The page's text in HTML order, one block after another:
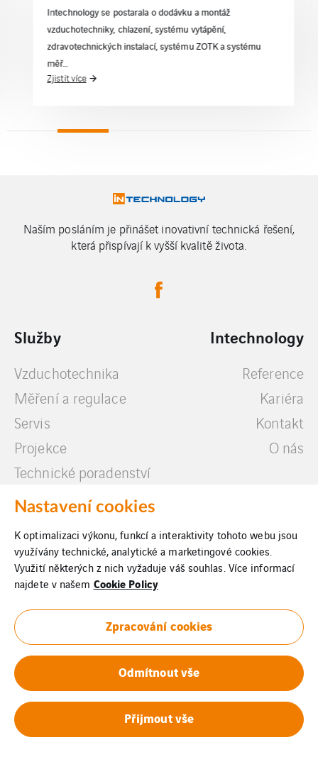
Intechnology se postarala o dodávku a montáž
vzduchotechniky, chlazení, systému vytápění,
zdravotechnických instalací, systému ZOTK a systému
měř…
Zjistit více
Naším posláním je přinášet inovativní technická řešení,
která přispívají k vyšší kvalitě života.
Služby
Vzduchotechnika
Měření a regulace
Servis
Projekce
Technické poradenství
Další služby
Intechnology
Reference
Kariéra
Kontakt
O nás
Právní informace
Cookies
Whistleblowing
Oznámení o fúzi
Projekt fúze
Nastavení cookies
K optimalizaci výkonu, funkcí a interaktivity tohoto webu jsou
využívány technické, analytické a marketingové cookies.
Využití některých z nich vyžaduje váš souhlas. Více informací
najdete v našem Cookie Policy
Zpracování cookies
Odmítnout vše
Přijmout vše